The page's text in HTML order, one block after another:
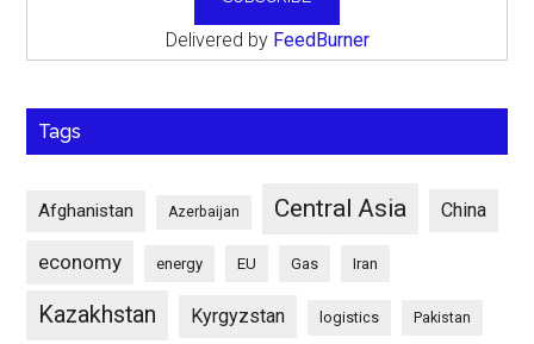
Delivered by FeedBurner
Tags
Afghanistan Azerbaijan Central Asia China
economy energy EU Gas Iran
Kazakhstan Kyrgyzstan logistics Pakistan